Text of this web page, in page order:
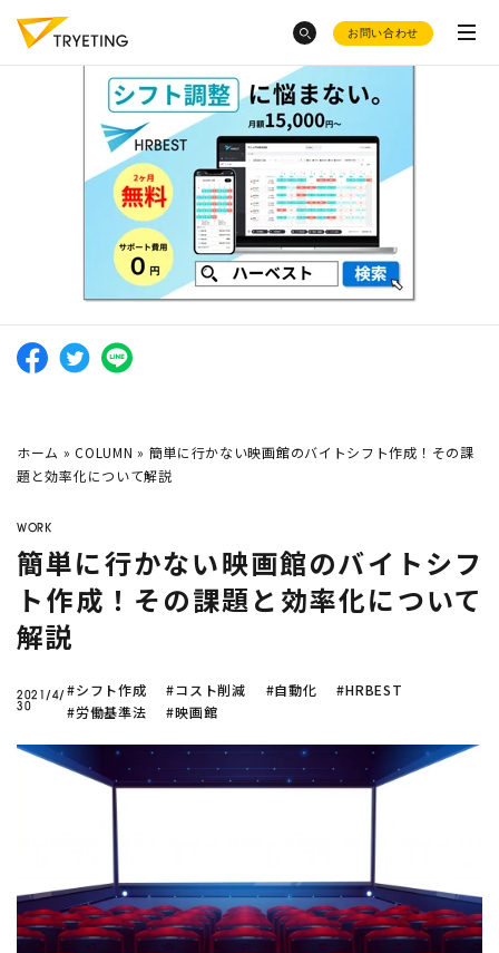
category
ノーコード予測AI・UMWELT(ウムベルト)
シフト作成AI・HRBEST(ハーベスト)
会社概要
ご活用事例
お役立ち資料集
採用情報
product
Twitter Facebook
お問い合わせ
トピックスから探す
の需要予測
変形労働時間制 とシフト制の
AI活用の 現場のホンネ
レンタル数予測
東急不動産のDX事例が知りたい
イールドマネジメント
AI活用に補助金も使えるの？
AIで売上予測
はどうやる
の？
トラック物流改善へのAI活用
て？
需要予測 シフト作成 DX 生産管理 データ分析
業務効率化
CLOSE
ホーム »COLUMN » 簡単に行かない映画館のバイトシフト作成！その課
題と効率化について解説
WORK
簡単に行かない映画館のバイトシフ
ト作成！その課題と効率化について
解説
2021/4/
30
#シフト作成 #コスト削減 #自動化
#HRBEST
#労働基準法
#映画館